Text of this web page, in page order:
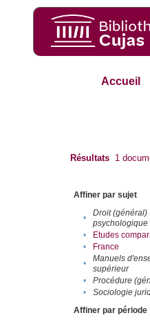
Accueil
Résultats 1
Affiner par sujet
•
Droit (général)
psychologique
• Etudes
•
France
•
Manuels
supérieur
• Procédure
•
Sociologie
Affiner par période